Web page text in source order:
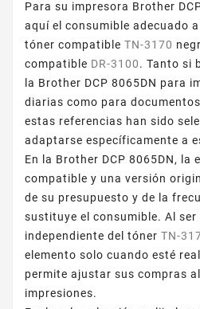
Para su impresora Brother
aquí el consumible adecuado a
tóner compatible TN-3170
compatible DR-3100. Tanto si
la Brother DCP 8065DN para
diarias como para
estas referencias han sido
adaptarse específicamente a
En la Brother DCP 8065DN, la
compatible y una versión
de su presupuesto y de la
sustituye el consumible. Al ser
independiente del tóner TN-
elemento solo cuando esté
permite ajustar sus compras
impresiones.